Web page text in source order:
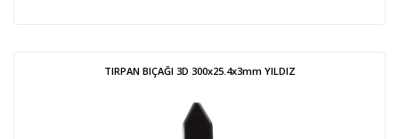
TIRPAN BIÇAĞI 3D 300x25.4x3mm YILDIZ